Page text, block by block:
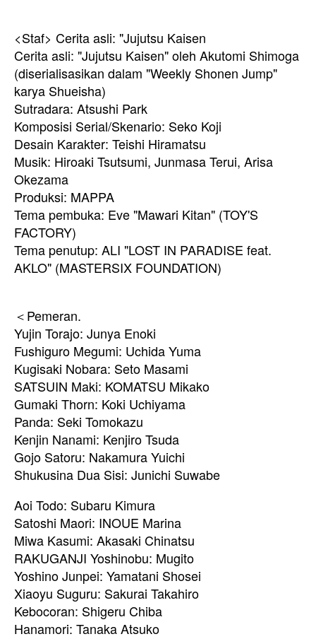
<Staf> Cerita asli: "Jujutsu Kaisen
Cerita asli: "Jujutsu Kaisen" oleh Akutomi Shimoga
(diserialisasikan dalam "Weekly Shonen Jump"
karya Shueisha)
Sutradara: Atsushi Park
Komposisi Serial/Skenario: Seko Koji
Desain Karakter: Teishi Hiramatsu
Musik: Hiroaki Tsutsumi, Junmasa Terui, Arisa
Okezama
Produksi: MAPPA
Tema pembuka: Eve "Mawari Kitan" (TOY'S
FACTORY)
Tema penutup: ALI "LOST IN PARADISE feat.
AKLO" (MASTERSIX FOUNDATION)
＜Pemeran.
Yujin Torajo: Junya Enoki
Fushiguro Megumi: Uchida Yuma
Kugisaki Nobara: Seto Masami
SATSUIN Maki: KOMATSU Mikako
Gumaki Thorn: Koki Uchiyama
Panda: Seki Tomokazu
Kenjin Nanami: Kenjiro Tsuda
Gojo Satoru: Nakamura Yuichi
Shukusina Dua Sisi: Junichi Suwabe
Aoi Todo: Subaru Kimura
Satoshi Maori: INOUE Marina
Miwa Kasumi: Akasaki Chinatsu
RAKUGANJI Yoshinobu: Mugito
Yoshino Junpei: Yamatani Shosei
Xiaoyu Suguru: Sakurai Takahiro
Kebocoran: Shigeru Chiba
Hanamori: Tanaka Atsuko